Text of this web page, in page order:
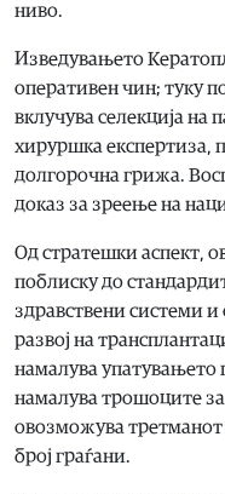
ниво.
Изведувањето
оперативен чин; туку
вклучува селекција на
хируршка експертиза,
долгорочна грижа.
доказ за зреење на
Од стратешки аспект,
поблиску до
здравствени системи
развој на
намалува упатувањето
намалува трошоците
овозможува третманот
број граѓани.